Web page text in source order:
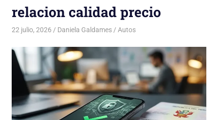
relacion calidad precio
22 julio, 2026 Daniela Galdames Autos